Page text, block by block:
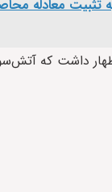
معادله
داشت که